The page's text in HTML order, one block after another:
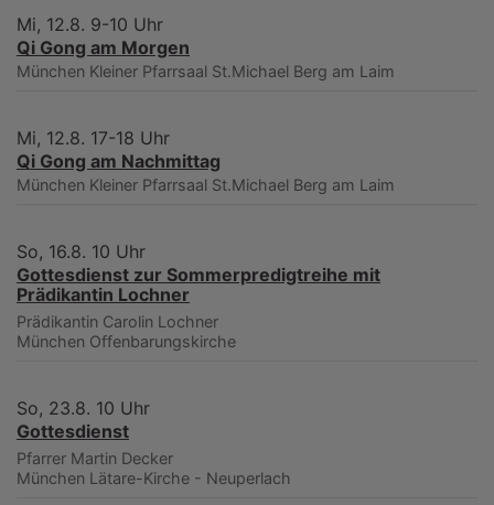
Mi, 12.8. 9-10 Uhr
Qi Gong am Morgen
München Kleiner Pfarrsaal St.Michael Berg am Laim
Mi, 12.8. 17-18 Uhr
Qi Gong am Nachmittag
München Kleiner Pfarrsaal St.Michael Berg am Laim
So, 16.8. 10 Uhr
Gottesdienst zur Sommerpredigtreihe mit
Prädikantin Lochner
Prädikantin Carolin Lochner
München Offenbarungskirche
So, 23.8. 10 Uhr
Gottesdienst
Pfarrer Martin Decker
München Lätare-Kirche - Neuperlach